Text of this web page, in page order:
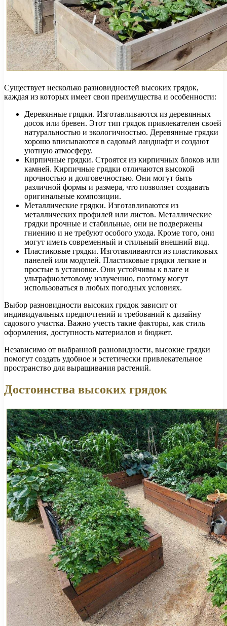
Существует несколько разновидностей высоких грядок,
каждая из которых имеет свои преимущества и особенности:
Деревянные грядки. Изготавливаются из деревянных
досок или бревен. Этот тип грядок привлекателен своей
натуральностью и экологичностью. Деревянные грядки
хорошо вписываются в садовый ландшафт и создают
уютную атмосферу.
Кирпичные грядки. Строятся из кирпичных блоков или
камней. Кирпичные грядки отличаются высокой
прочностью и долговечностью. Они могут быть
различной формы и размера, что позволяет создавать
оригинальные композиции.
Металлические грядки. Изготавливаются из
металлических профилей или листов. Металлические
грядки прочные и стабильные, они не подвержены
гниению и не требуют особого ухода. Кроме того, они
могут иметь современный и стильный внешний вид.
Пластиковые грядки. Изготавливаются из пластиковых
панелей или модулей. Пластиковые грядки легкие и
простые в установке. Они устойчивы к влаге и
ультрафиолетовому излучению, поэтому могут
использоваться в любых погодных условиях.
Выбор разновидности высоких грядок зависит от
индивидуальных предпочтений и требований к дизайну
садового участка. Важно учесть такие факторы, как стиль
оформления, доступность материалов и бюджет.
Независимо от выбранной разновидности, высокие грядки
помогут создать удобное и эстетически привлекательное
пространство для выращивания растений.
Достоинства высоких грядок